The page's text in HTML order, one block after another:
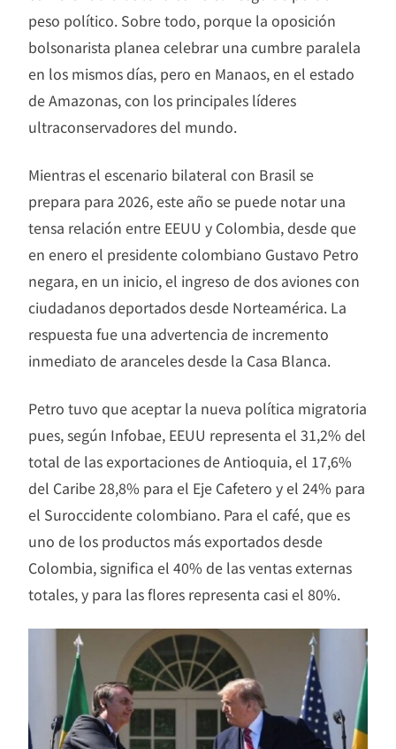
peso político. Sobre todo, porque la oposición
bolsonarista planea celebrar una cumbre paralela
en los mismos días, pero en Manaos, en el estado
de Amazonas, con los principales líderes
ultraconservadores del mundo.
Mientras el escenario bilateral con Brasil se
prepara para 2026, este año se puede notar una
tensa relación entre EEUU y Colombia, desde que
en enero el presidente colombiano Gustavo Petro
negara, en un inicio, el ingreso de dos aviones con
ciudadanos deportados desde Norteamérica. La
respuesta fue una advertencia de incremento
inmediato de aranceles desde la Casa Blanca.
Petro tuvo que aceptar la nueva política migratoria
pues, según Infobae, EEUU representa el 31,2% del
total de las exportaciones de Antioquia, el 17,6%
del Caribe 28,8% para el Eje Cafetero y el 24% para
el Suroccidente colombiano. Para el café, que es
uno de los productos más exportados desde
Colombia, significa el 40% de las ventas externas
totales, y para las flores representa casi el 80%.